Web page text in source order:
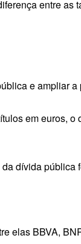
entre
e ampliar
em euros,
dívida
elas BBVA,